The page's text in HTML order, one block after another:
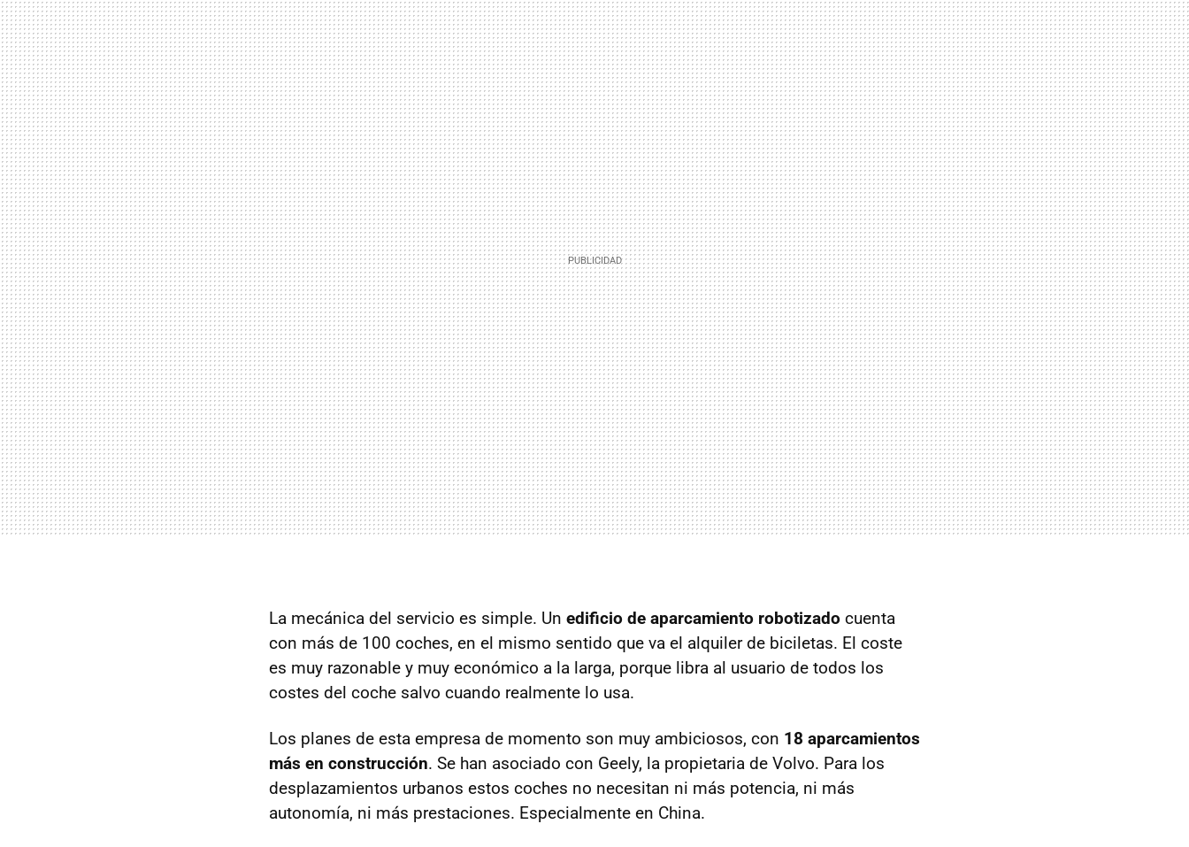
La mecánica del servicio es simple. Un edificio de aparcamiento robotizado cuenta
con más de 100 coches, en el mismo sentido que va el alquiler de biciletas. El coste
es muy razonable y muy económico a la larga, porque libra al usuario de todos los
costes del coche salvo cuando realmente lo usa.
Los planes de esta empresa de momento son muy ambiciosos, con 18 aparcamientos
más en construcción. Se han asociado con Geely, la propietaria de Volvo. Para los
desplazamientos urbanos estos coches no necesitan ni más potencia, ni más
autonomía, ni más prestaciones. Especialmente en China.